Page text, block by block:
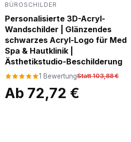
BÜROSCHILDER
Personalisierte 3D-Acryl-
Wandschilder | Glänzendes
schwarzes Acryl-Logo für Med
Spa & Hautklinik |
Ästhetikstudio-Beschilderung
1 BewertungStatt 103,88 €
Ab 72,72 €